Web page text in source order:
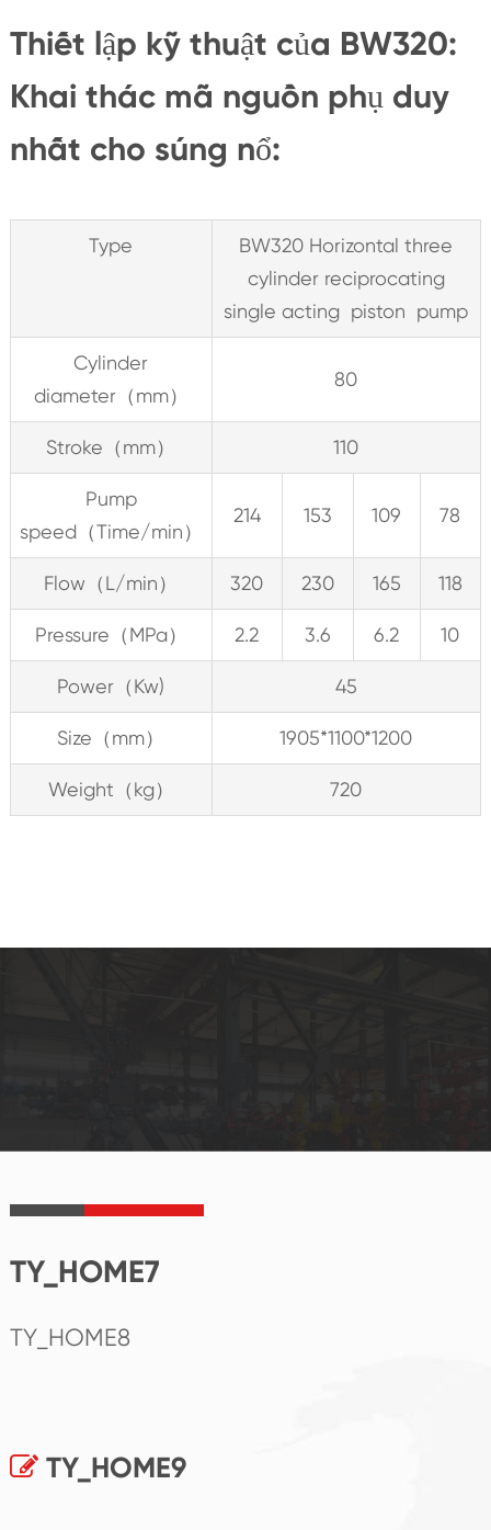
Thiết lập kỹ thuật của BW320:
Khai thác mã nguồn phụ duy
nhất cho súng nổ:
Type
BW320 Horizontal three
cylinder reciprocating
single acting piston pump
Cylinder
diameter（mm）
80
Stroke（mm） 110
Pump
speed（Time/min）
214 153 109 78
Flow（L/min） 320 230 165 118
Pressure（MPa） 2.2 3.6 6.2 10
Power（Kw) 45
Size（mm） 1905*1100*1200
Weight（kg） 720
TY_HOME7
TY_HOME8
TY_HOME9